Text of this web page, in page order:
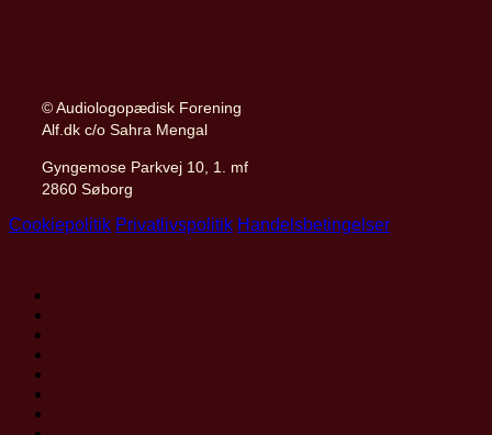
© Audiologopædisk Forening
Alf.dk c/o Sahra Mengal
Gyngemose Parkvej 10, 1. mf
2860 Søborg
Cookiepolitik Privatlivspolitik Handelsbetingelser